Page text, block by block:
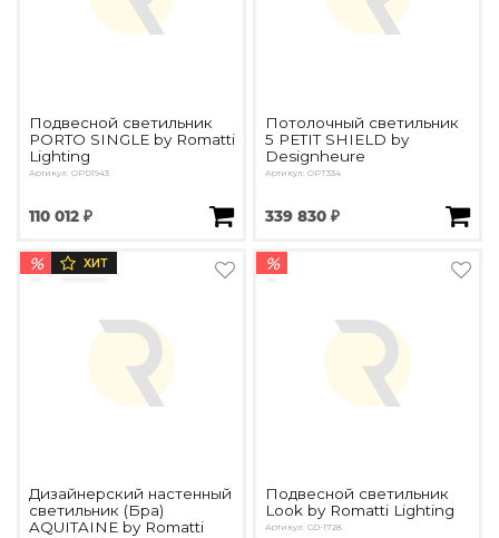
Подвесной светильник
PORTO SINGLE by Romatti
Lighting
Артикул: OPD1943
110 012 ₽
Потолочный светильник
5 PETIT SHIELD by
Designheure
Артикул: OPT334
339 830 ₽
% ХИТ
Дизайнерский настенный
светильник (Бра)
AQUITAINE by Romatti
%
Подвесной светильник
Look by Romatti Lighting
Артикул: GD-1728